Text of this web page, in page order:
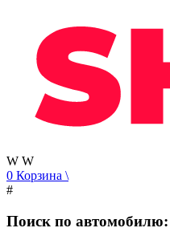
W W
0 Корзина \
#
Поиск по автомобилю: